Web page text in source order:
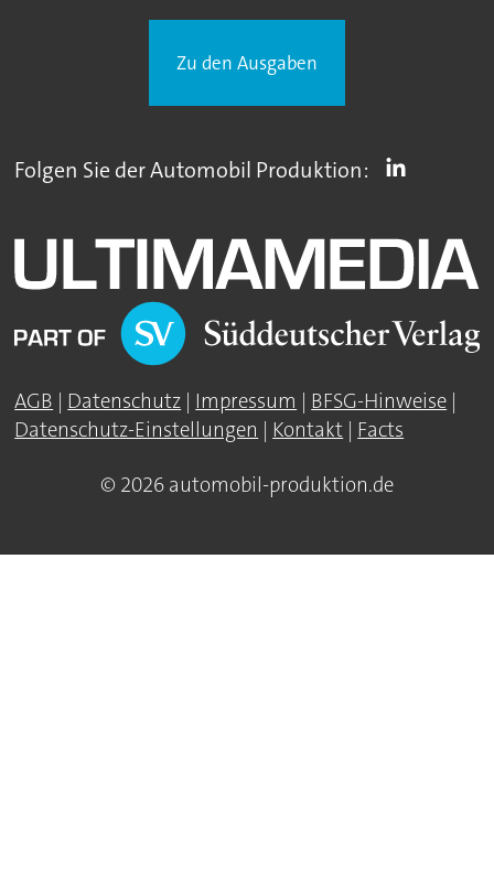
Zu den Ausgaben
Folgen Sie der Automobil Produktion:
AGB | Datenschutz | Impressum | BFSG-Hinweise |
Datenschutz-Einstellungen | Kontakt | Facts
© 2026 automobil-produktion.de